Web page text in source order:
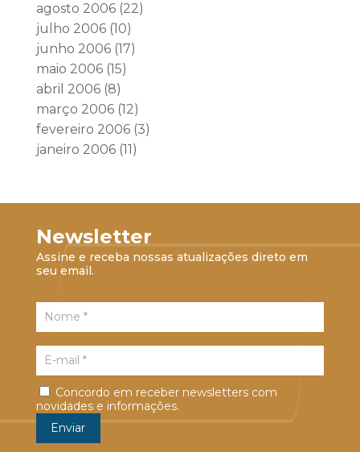
agosto 2006(22)
julho 2006(10)
junho 2006(17)
maio 2006(15)
abril 2006(8)
março 2006(12)
fevereiro 2006(3)
janeiro 2006(11)
Newsletter
Assine e receba nossas atualizações direto em
seu email.
Concordo em receber newsletters com
novidades e informações.